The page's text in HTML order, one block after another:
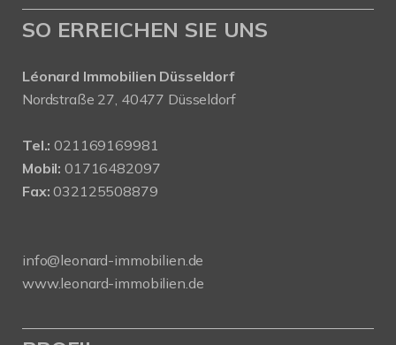
SO ERREICHEN SIE UNS
Léonard Immobilien Düsseldorf
Nordstraße 27, 40477 Düsseldorf
Tel.: 021169169981
Mobil: 01716482097
Fax: 032125508879
info@leonard-immobilien.de
www.leonard-immobilien.de